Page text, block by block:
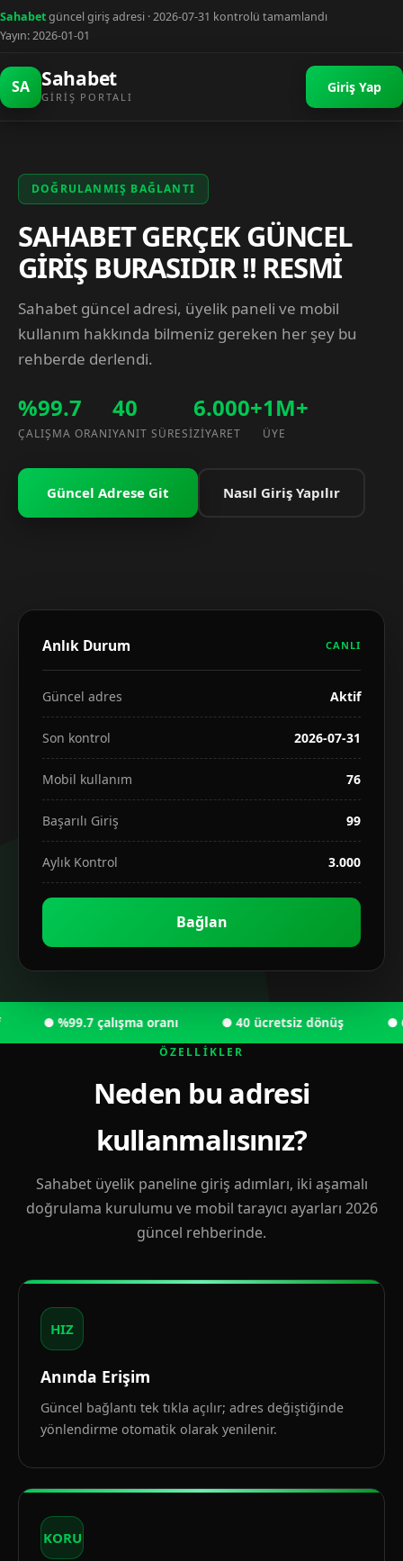
Sahabetgüncel giriş adresi · 2026-07-31 kontrolü tamamlandı
Yayın: 2026-01-01
SA Sahabet
GIRIŞ PORTALI
Giriş Yap
DOĞRULANMIŞ BAĞLANTI
SAHABET GERÇEK GÜNCEL
GİRİŞ BURASIDIR !! RESMİ
Sahabet güncel adresi, üyelik paneli ve mobil
kullanım hakkında bilmeniz gereken her şey bu
rehberde derlendi.
%99.7
ÇALIŞMA ORANI
40
YANIT SÜRESI
6.000+
ZIYARET
1M+
ÜYE
Güncel Adrese Git Nasıl Giriş Yapılır
Anlık Durum CANLI
Güncel adres Aktif
Son kontrol 2026-07-31
Mobil kullanım 76
Başarılı Giriş 99
Aylık Kontrol 3.000
Bağlan
● %99.7 çalışma oranı ● 40 ücretsiz dönüş ●
ÖZELLIKLER
Neden bu adresi
kullanmalısınız?
Sahabet üyelik paneline giriş adımları, iki aşamalı
doğrulama kurulumu ve mobil tarayıcı ayarları 2026
güncel rehberinde.
HIZ
Anında Erişim
Güncel bağlantı tek tıkla açılır; adres değiştiğinde
yönlendirme otomatik olarak yenilenir.
KORU